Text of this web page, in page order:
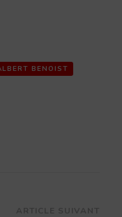
BENOIST